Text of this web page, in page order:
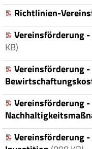
Richtlinien-
Vereinsförderung
KB)
Vereinsförderung
Vereinsförderung
Vereinsförderung